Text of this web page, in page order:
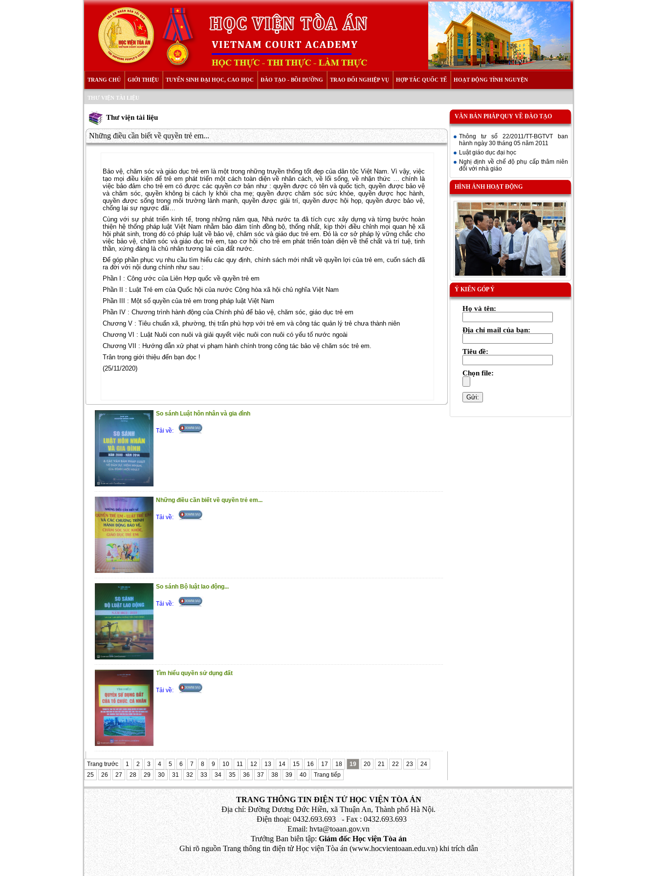
TRANG CHỦ GIỚI THIỆU TUYỂN SINH ĐẠI HỌC, CAO HỌC ĐÀO TẠO - BỒI DƯỠNG TRAO ĐỔI NGHIỆP VỤ HỢP TÁC QUỐC TẾ HOẠT ĐỘNG TÌNH NGUYỆN
THƯ VIỆN TÀI LIỆU
Thư viện tài liệu
Những điều cần biết về quyền trẻ em...
Bảo vệ, chăm sóc và giáo dục trẻ em là một trong những truyền thống tốt đẹp của dân tộc Việt Nam. Vì vậy, việc
tạo mọi điều kiện để trẻ em phát triển một cách toàn diện về nhân cách, về lối sống, về nhận thức … chính là
việc bảo đảm cho trẻ em có được các quyền cơ bản như : quyền được có tên và quốc tịch, quyền được bảo vệ
và chăm sóc, quyền không bị cách ly khỏi cha mẹ; quyền được chăm sóc sức khỏe, quyền được học hành,
quyền được sống trong môi trường lành mạnh, quyền được giải trí, quyền được hội họp, quyền được bảo vệ,
chống lại sự ngược đãi…
Cùng với sự phát triển kinh tế, trong những năm qua, Nhà nước ta đã tích cực xây dựng và từng bước hoàn
thiện hệ thống pháp luật Việt Nam nhằm bảo đảm tính đồng bộ, thống nhất, kịp thời điều chỉnh mọi quan hệ xã
hội phát sinh, trong đó có pháp luật về bảo vệ, chăm sóc và giáo dục trẻ em. Đó là cơ sở pháp lý vững chắc cho
việc bảo vệ, chăm sóc và giáo dục trẻ em, tạo cơ hội cho trẻ em phát triển toàn diện về thể chất và trí tuệ, tinh
thần, xứng đáng là chủ nhân tương lai của đất nước.
Để góp phần phục vụ nhu cầu tìm hiểu các quy định, chính sách mới nhất về quyền lợi của trẻ em, cuốn sách đã
ra đời với nội dung chính như sau :
Phần I : Công ước của Liên Hợp quốc về quyền trẻ em
Phần II : Luật Trẻ em của Quốc hội của nước Cộng hòa xã hội chủ nghĩa Việt Nam
Phần III : Một số quyền của trẻ em trong pháp luật Việt Nam
Phần IV : Chương trình hành động của Chính phủ để bảo vệ, chăm sóc, giáo dục trẻ em
Chương V : Tiêu chuẩn xã, phường, thị trấn phù hợp với trẻ em và công tác quản lý trẻ chưa thành niên
Chương VI : Luật Nuôi con nuôi và giải quyết việc nuôi con nuôi có yếu tố nước ngoài
Chương VII : Hướng dẫn xử phạt vi phạm hành chính trong công tác bảo vệ chăm sóc trẻ em.
Trân trọng giới thiệu đến bạn đọc !
(25/11/2020)
So sánh Luật hôn nhân và gia đình
Tải về:
Những điều cần biết về quyền trẻ em...
Tải về:
So sánh Bộ luật lao động...
Tải về:
Tìm hiểu quyền sử dụng đất
Tải về:
Trang trước 1 2 3 4 5 6 7 8 9 10 11 12 13 14 15 16 17 18 19 20 21 22 23
24
25
26 27 28 29 30 31 32 33 34 35 36 37 38 39 40 Trang tiếp
VĂN BẢN PHÁP QUY VỀ ĐÀO TẠO
Thông tư số 22/2011/TT-BGTVT ban
hành ngày 30 tháng 05 năm 2011
Luật giáo dục đại học
Nghị định về chế độ phụ cấp thâm niên
đối với nhà giáo
HÌNH ẢNH HOẠT ĐỘNG
Ý KIẾN GÓP Ý
Họ và tên:
Địa chỉ mail của bạn:
Tiêu đề:
Chọn file:
TRANG THÔNG TIN ĐIỆN TỬ HỌC VIỆN TÒA ÁN
Địa chỉ: Đường Dương Đức Hiền, xã Thuận An, Thành phố Hà Nội.
Điện thoại: 0432.693.693 - Fax : 0432.693.693
Email: hvta@toaan.gov.vn
Trưởng Ban biên tập:Giám đốc Học viện Tòa án
Ghi rõ nguồn Trang thông tin điện tử Học viện Tòa án (www.hocvientoaan.edu.vn) khi trích dẫn